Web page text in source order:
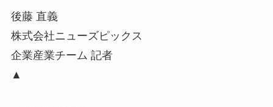
後藤 直義
株式会社ニューズピックス
企業産業チーム 記者
▲